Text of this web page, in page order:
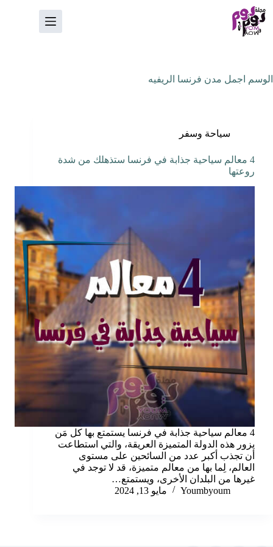
التجاوز
إلى
المحتوى
الوسم اجمل مدن فرنسا الريفيه
سياحة وسفر
4 معالم سياحية جذابة في فرنسا ستذهلك من شدة
روعتها
4 معالم سياحية جذابة في فرنسا يستمتع بها كل مَن
يزور هذه الدولة المتميزة العريقة، والتي استطاعت
أن تجذب أكبر عدد من السائحين على مستوى
العالم، لِما بها من معالم متميزة، قد لا توجد في
غيرها من البلدان الأخرى، ويستمتع…
Youmbyoum
مايو 13, 2024